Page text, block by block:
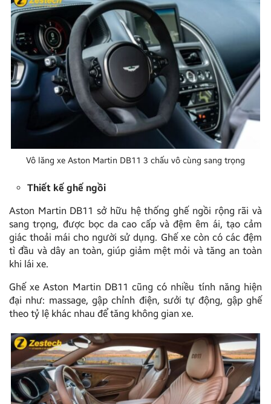
Vô lăng xe Aston Martin DB11 3 chấu vô cùng sang trọng
Thiết kế ghế ngồi
Aston Martin DB11 sở hữu hệ thống ghế ngồi rộng rãi và
sang trọng, được bọc da cao cấp và đệm êm ái, tạo cảm
giác thoải mái cho người sử dụng. Ghế xe còn có các đệm
tì đầu và dây an toàn, giúp giảm mệt mỏi và tăng an toàn
khi lái xe.
Ghế xe Aston Martin DB11 cũng có nhiều tính năng hiện
đại như: massage, gập chỉnh điện, sưởi tự động, gập ghế
theo tỷ lệ khác nhau để tăng không gian xe.